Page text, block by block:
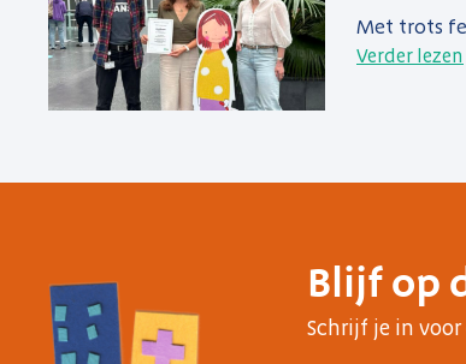
Met trots
Verder lezen
Blijf op
Schrijf je in